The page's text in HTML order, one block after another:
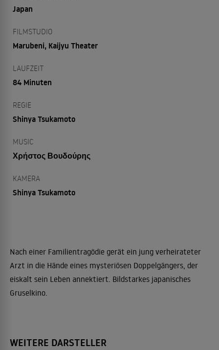
Japan
FILMSTUDIO
Marubeni, Kaijyu Theater
LAUFZEIT
84 Minuten
REGIE
Shinya Tsukamoto
MUSIC
Χρήστος Βουδούρης
KAMERA
Shinya Tsukamoto
Nach einer Familientragödie gerät ein jung verheirateter
Arzt in die Hände eines mysteriösen Doppelgängers, der
eiskalt sein Leben annektiert. Bildstarkes japanisches
Gruselkino.
WEITERE DARSTELLER